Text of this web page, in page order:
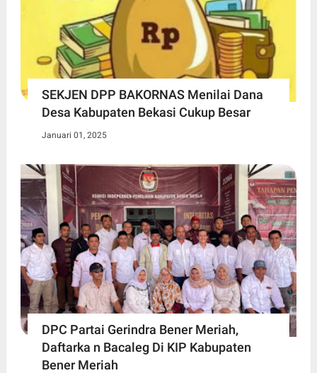
SEKJEN DPP BAKORNAS Menilai Dana
Desa Kabupaten Bekasi Cukup Besar
Januari 01, 2025
DPC Partai Gerindra Bener Meriah,
Daftarka n Bacaleg Di KIP Kabupaten
Bener Meriah